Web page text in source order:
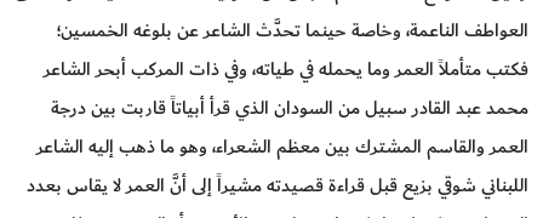
العواطف الناعمة، وخاصة حينما تحدَّث الشاعر عن بلوغه الخمسين؛
فكتب متأملاً العمر وما يحمله في طياته، وفي ذات المركب أبحر الشاعر
محمد عبد القادر سبيل من السودان الذي قرأ أبياتاً قاربت بين درجة
العمر والقاسم المشترك بين معظم الشعراء، وهو ما ذهب إليه الشاعر
اللبناني شوقي بزيع قبل قراءة قصيدته مشيراً إلى أنَّ العمر لا يقاس بعدد